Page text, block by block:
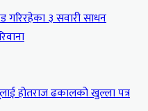
गरिरहेका ३ सवारी साधन
होतराज ढकालको खुल्ला पत्र